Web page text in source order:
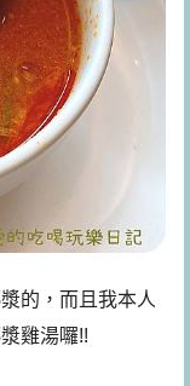
的，而且我本人
雞湯囉!!